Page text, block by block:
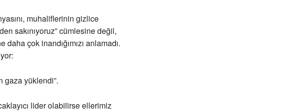
muhaliflerinin gizlice
sakınıyoruz” cümlesine değil,
daha çok inandığımızı anlamadı.
gaza yüklendi”.
lider olabilirse ellerimiz